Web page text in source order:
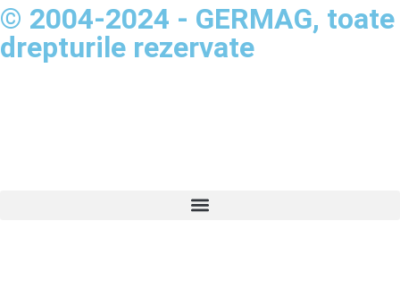
© 2004-2024 - GERMAG, toate
drepturile rezervate